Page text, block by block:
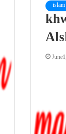
islam
June